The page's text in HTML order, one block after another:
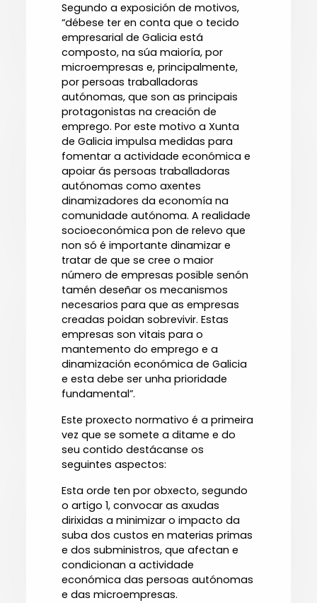
Segundo a exposición de motivos,
“débese ter en conta que o tecido
empresarial de Galicia está
composto, na súa maioría, por
microempresas e, principalmente,
por persoas traballadoras
autónomas, que son as principais
protagonistas na creación de
emprego. Por este motivo a Xunta
de Galicia impulsa medidas para
fomentar a actividade económica e
apoiar ás persoas traballadoras
autónomas como axentes
dinamizadores da economía na
comunidade autónoma. A realidade
socioeconómica pon de relevo que
non só é importante dinamizar e
tratar de que se cree o maior
número de empresas posible senón
tamén deseñar os mecanismos
necesarios para que as empresas
creadas poidan sobrevivir. Estas
empresas son vitais para o
mantemento do emprego e a
dinamización económica de Galicia
e esta debe ser unha prioridade
fundamental”.
Este proxecto normativo é a primeira
vez que se somete a ditame e do
seu contido destácanse os
seguintes aspectos:
Esta orde ten por obxecto, segundo
o artigo 1, convocar as axudas
dirixidas a minimizar o impacto da
suba dos custos en materias primas
e dos subministros, que afectan e
condicionan a actividade
económica das persoas autónomas
e das microempresas.